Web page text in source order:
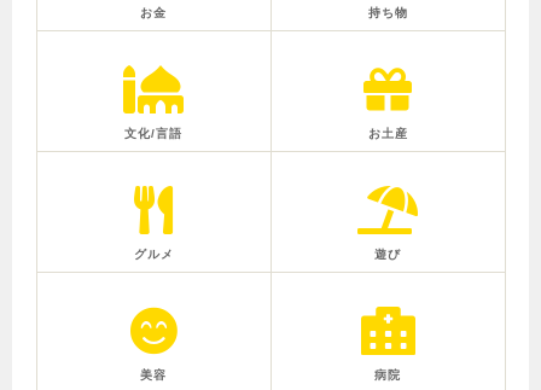
お金 持ち物
文化/言語 お土産
グルメ 遊び
美容 病院